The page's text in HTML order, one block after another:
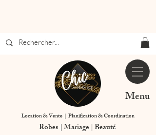
Menu
Location & Vente | Planification & Coordination
Robes | Mariage | Beauté